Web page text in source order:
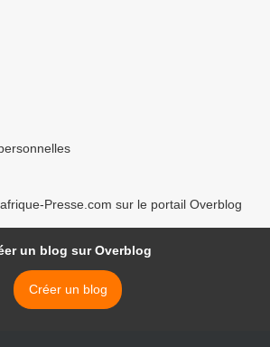
Presse.com sur le portail Overblog
un blog sur Overblog
Créer un blog